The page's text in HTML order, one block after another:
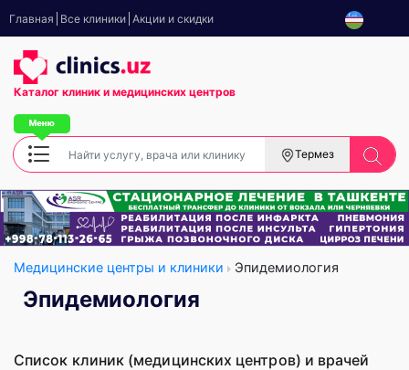
Главная Все клиники Акции и скидки
Каталог клиник и медицинских центров
Термез
Медицинские центры и клиники Эпидемиология
Эпидемиология
Список клиник (медицинских центров) и врачей